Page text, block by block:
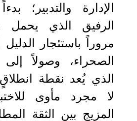
الإدارة والتدبير؛
الرفيق الذي يحمل
مروراً باستئجار
الصحراء، وصولاً إلى
الذي يُعد نقطة انطلاقٍ
لا مجرد مأوى
المزيج بين الثقة